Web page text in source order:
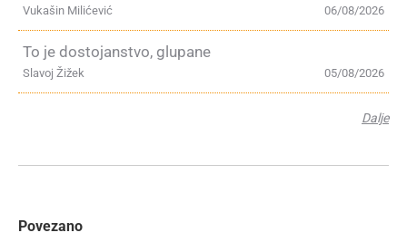
06/08/2026
Vukašin Milićević
To je dostojanstvo, glupane
05/08/2026
Slavoj Žižek
Dalje
Povezano